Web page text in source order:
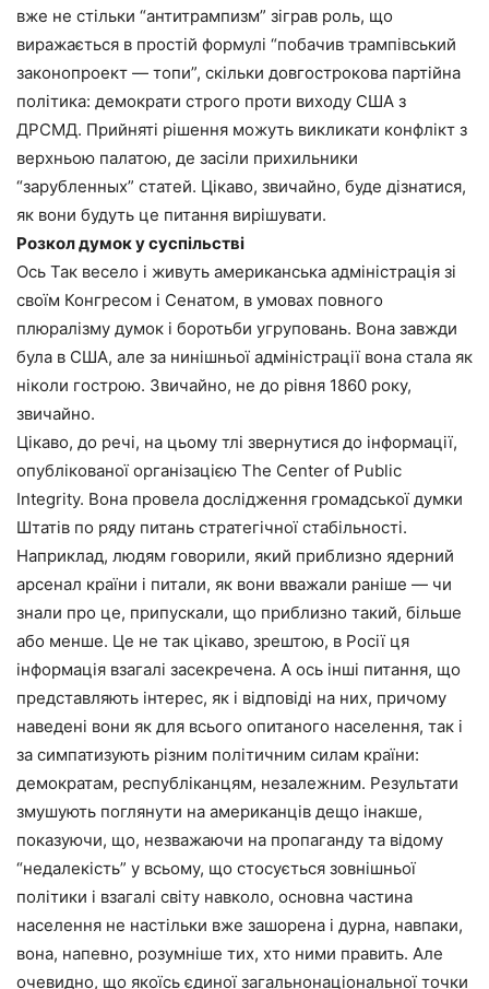
вже не стільки “антитрампизм” зіграв роль, що
виражається в простій формулі “побачив трампівський
законопроект — топи”, скільки довгострокова партійна
політика: демократи строго проти виходу США з
ДРСМД. Прийняті рішення можуть викликати конфлікт з
верхньою палатою, де засіли прихильники
“зарубленных” статей. Цікаво, звичайно, буде дізнатися,
як вони будуть це питання вирішувати.
Розкол думок у суспільстві
Ось Так весело і живуть американська адміністрація зі
своїм Конгресом і Сенатом, в умовах повного
плюралізму думок і боротьби угруповань. Вона завжди
була в США, але за нинішньої адміністрації вона стала як
ніколи гострою. Звичайно, не до рівня 1860 року,
звичайно.
Цікаво, до речі, на цьому тлі звернутися до інформації,
опублікованої організацією The Center of Public
Integrity. Вона провела дослідження громадської думки
Штатів по ряду питань стратегічної стабільності.
Наприклад, людям говорили, який приблизно ядерний
арсенал країни і питали, як вони вважали раніше — чи
знали про це, припускали, що приблизно такий, більше
або менше. Це не так цікаво, зрештою, в Росії ця
інформація взагалі засекречена. А ось інші питання, що
представляють інтерес, як і відповіді на них, причому
наведені вони як для всього опитаного населення, так і
за симпатизують різним політичним силам країни:
демократам, республіканцям, незалежним. Результати
змушують поглянути на американців дещо інакше,
показуючи, що, незважаючи на пропаганду та відому
“недалекість” у всьому, що стосується зовнішньої
політики і взагалі світу навколо, основна частина
населення не настільки вже зашорена і дурна, навпаки,
вона, напевно, розумніше тих, хто ними править. Але
очевидно, що якоїсь єдиної загальнонаціональної точки